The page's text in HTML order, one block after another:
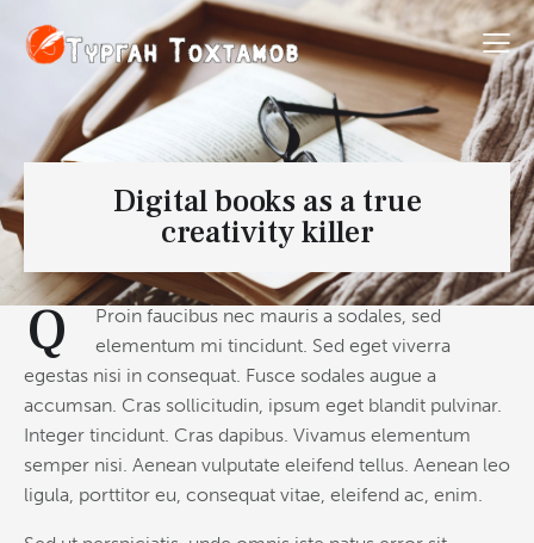
Digital books as a true
creativity killer
Q
Proin faucibus nec mauris a sodales, sed
elementum mi tincidunt. Sed eget viverra
egestas nisi in consequat. Fusce sodales augue a
accumsan. Cras sollicitudin, ipsum eget blandit pulvinar.
Integer tincidunt. Cras dapibus. Vivamus elementum
semper nisi. Aenean vulputate eleifend tellus. Aenean leo
ligula, porttitor eu, consequat vitae, eleifend ac, enim.